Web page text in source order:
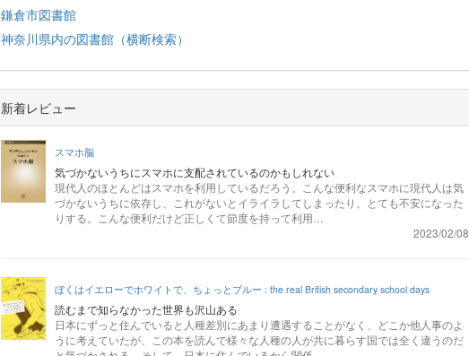
鎌倉市図書館
神奈川県内の図書館（横断検索）
新着レビュー
スマホ脳
気づかないうちにスマホに支配されているのかもしれない
現代人のほとんどはスマホを利用しているだろう。こんな便利なスマホに現代人は気
づかないうちに依存し、これがないとイライラしてしまったり、とても不安になった
りする。こんな便利だけど正しくて節度を持って利用…
2023/02/08
ぼくはイエローでホワイトで、ちょっとブルー : the real British secondary school days
読むまで知らなかった世界も沢山ある
日本にずっと住んでいると人種差別にあまり遭遇することがなく、どこか他人事のよ
うに考えていたが、この本を読んで様々な人種の人が共に暮らす国では全く違うのだ